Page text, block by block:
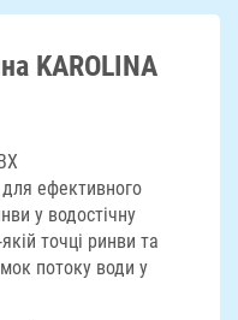
KAROLINA
ефективного
у водостічну
точці ринви та
потоку води у